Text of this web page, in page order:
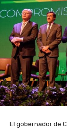
El gobernador de